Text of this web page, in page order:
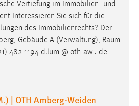
Gebäude A (Verwaltung), Raum
482-1194 d.lum @ oth-aw . de
| OTH Amberg-Weiden
Dayjene Lum OTH